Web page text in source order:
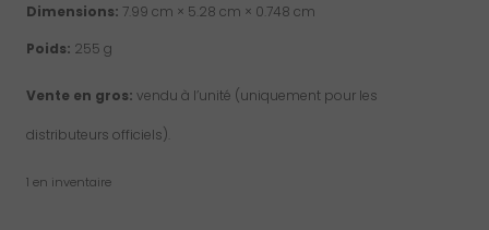
Dimensions: 7.99 cm × 5.28 cm × 0.748 cm
Poids: 255 g
Vente en gros: vendu à l’unité (uniquement pour les
distributeurs officiels).
1 en inventaire